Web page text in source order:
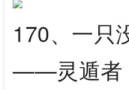
170、一只
——灵遁者